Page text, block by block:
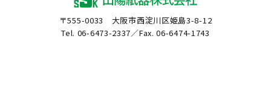
〒555-0033 大阪市西淀川区姫島3-8-12
Tel. 06-6473-2337／Fax. 06-6474-1743